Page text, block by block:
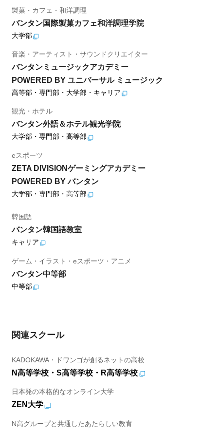
製菓・カフェ・和洋調理
バンタン国際製菓カフェ和洋調理学院
大学部
音楽・アーティスト・サウンドクリエイター
バンタンミュージックアカデミー
POWERED BY ユニバーサル ミュージック
高等部・専門部・大学部・キャリア
観光・ホテル
バンタン外語＆ホテル観光学院
大学部・専門部・高等部
eスポーツ
ZETA DIVISIONゲーミングアカデミー
POWERED BY バンタン
大学部・専門部・高等部
韓国語
バンタン韓国語教室
キャリア
ゲーム・イラスト・eスポーツ・アニメ
バンタン中等部
中等部
関連スクール
KADOKAWA・ドワンゴが創るネットの高校
N高等学校・S高等学校・R高等学校
日本発の本格的なオンライン大学
ZEN大学
N高グループと共通したあたらしい教育